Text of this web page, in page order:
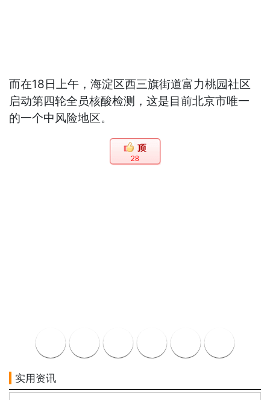
而在18日上午，海淀区西三旗街道富力桃园社区
启动第四轮全员核酸检测，这是目前北京市唯一
的一个中风险地区。
28
实用资讯